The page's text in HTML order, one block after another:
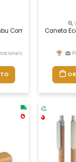
Com Clipe De Metal.
Caneta